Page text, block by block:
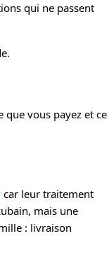
qui ne passent
que vous payez et ce
car leur traitement
mais une
: livraison